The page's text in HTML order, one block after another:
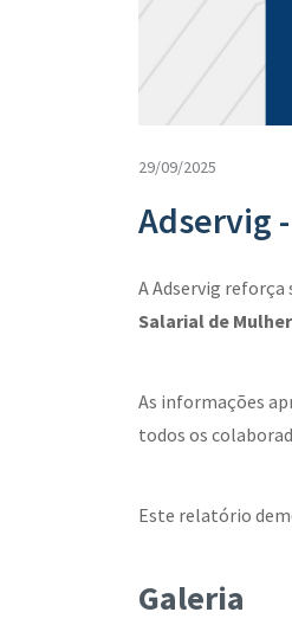
29/09/2025
Adservig
A Adservig reforça
Salarial de
As informações
todos os
Este relatório
Galeria